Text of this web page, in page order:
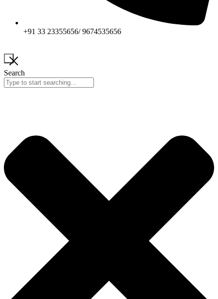
+91 33 23355656/ 9674535656
Search